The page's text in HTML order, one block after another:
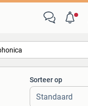
Alle afstanden…
Sorteer op